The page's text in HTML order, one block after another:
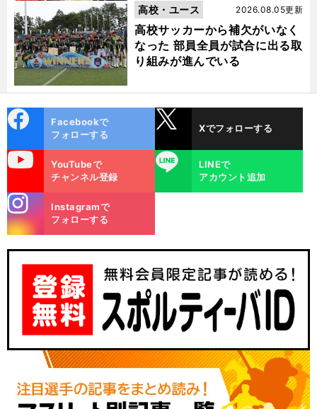
高校サッカーから補欠がいなく
なった 部員全員が試合に出る取
り組みが進んでいる
2026.08.05更新
高校・ユース
ok
Facebookで
フォローする
Xでフォローする
YouTubeで
チャンネル登録
LINE
LINEで
アカウント追加
m
Instagramで
フォローする